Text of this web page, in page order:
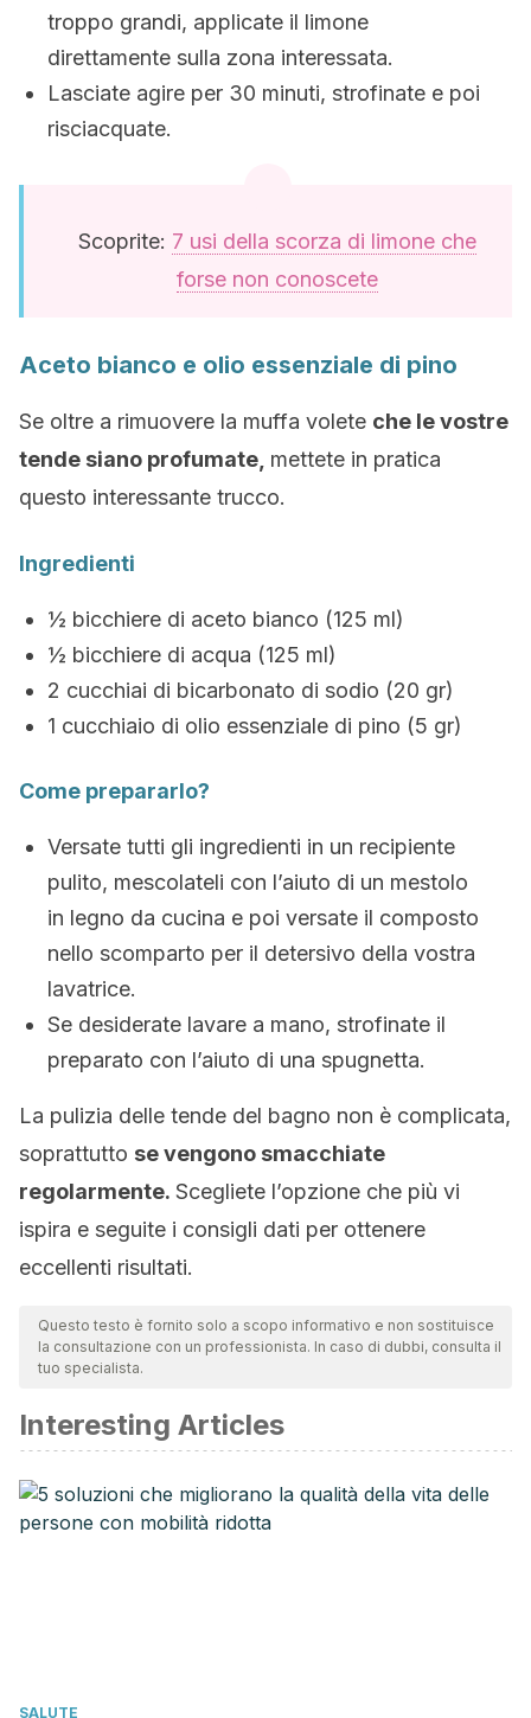
troppo grandi, applicate il limone
direttamente sulla zona interessata.
Lasciate agire per 30 minuti, strofinate e poi
risciacquate.
Scoprite: 7 usi della scorza di limone che
forse non conoscete
Aceto bianco e olio essenziale di pino
Se oltre a rimuovere la muffa volete che le vostre
tende siano profumate, mettete in pratica
questo interessante trucco.
Ingredienti
½ bicchiere di aceto bianco (125 ml)
½ bicchiere di acqua (125 ml)
2 cucchiai di bicarbonato di sodio (20 gr)
1 cucchiaio di olio essenziale di pino (5 gr)
Come prepararlo?
Versate tutti gli ingredienti in un recipiente
pulito, mescolateli con l’aiuto di un mestolo
in legno da cucina e poi versate il composto
nello scomparto per il detersivo della vostra
lavatrice.
Se desiderate lavare a mano, strofinate il
preparato con l’aiuto di una spugnetta.
La pulizia delle tende del bagno non è complicata,
soprattutto se vengono smacchiate
regolarmente. Scegliete l’opzione che più vi
ispira e seguite i consigli dati per ottenere
eccellenti risultati.
Questo testo è fornito solo a scopo informativo e non sostituisce
la consultazione con un professionista. In caso di dubbi, consulta il
tuo specialista.
Interesting Articles
SALUTE